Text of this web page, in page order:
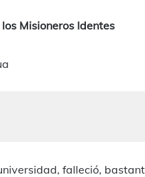
Misioneros Identes
falleció,